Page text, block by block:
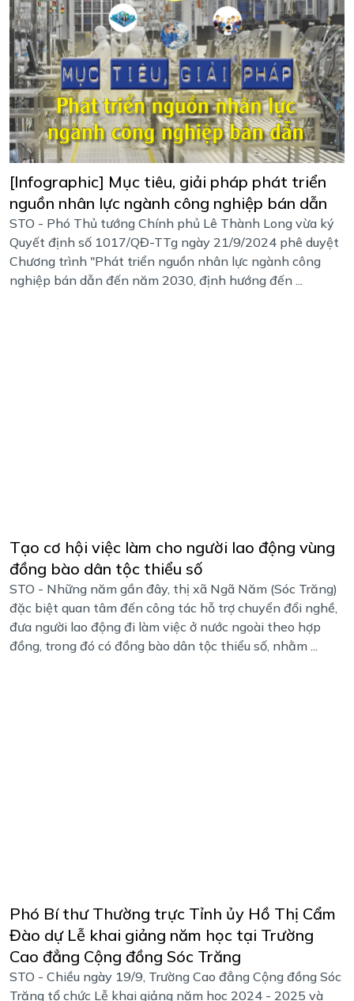
[Infographic] Mục tiêu, giải pháp phát triển
nguồn nhân lực ngành công nghiệp bán dẫn
STO - Phó Thủ tướng Chính phủ Lê Thành Long vừa ký
Quyết định số 1017/QĐ-TTg ngày 21/9/2024 phê duyệt
Chương trình "Phát triển nguồn nhân lực ngành công
nghiệp bán dẫn đến năm 2030, định hướng đến ...
Tạo cơ hội việc làm cho người lao động vùng
đồng bào dân tộc thiểu số
STO - Những năm gần đây, thị xã Ngã Năm (Sóc Trăng)
đặc biệt quan tâm đến công tác hỗ trợ chuyển đổi nghề,
đưa người lao động đi làm việc ở nước ngoài theo hợp
đồng, trong đó có đồng bào dân tộc thiểu số, nhằm ...
Phó Bí thư Thường trực Tỉnh ủy Hồ Thị Cẩm
Đào dự Lễ khai giảng năm học tại Trường
Cao đẳng Cộng đồng Sóc Trăng
STO - Chiều ngày 19/9, Trường Cao đẳng Cộng đồng Sóc
Trăng tổ chức Lễ khai giảng năm học 2024 - 2025 và